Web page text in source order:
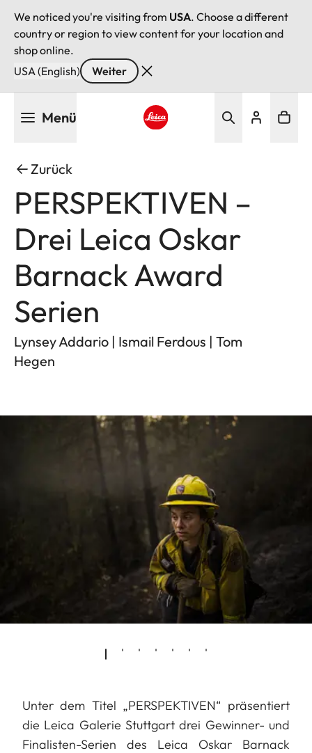
We noticed you're visiting from USA. Choose a different
country or region to view content for your location and
shop online.
USA (English)
Weiter
Menü
Zurück
PERSPEKTIVEN –
Drei Leica Oskar
Barnack Award
Serien
Lynsey Addario | Ismail Ferdous | Tom
Hegen
Unter dem Titel „PERSPEKTIVEN“ präsentiert
die Leica Galerie Stuttgart drei Gewinner- und
Finalisten-Serien des Leica Oskar Barnack